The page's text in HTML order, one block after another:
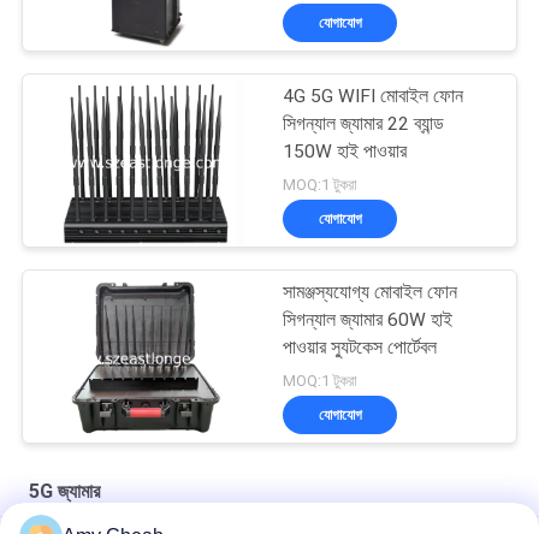
যোগাযোগ
4G 5G WIFI মোবাইল ফোন
সিগন্যাল জ্যামার 22 ব্যান্ড
150W হাই পাওয়ার
MOQ:1 টুকরা
যোগাযোগ
সামঞ্জস্যযোগ্য মোবাইল ফোন
সিগন্যাল জ্যামার 60W হাই
পাওয়ার স্যুটকেস পোর্টেবল
MOQ:1 টুকরা
যোগাযোগ
5G জ্যামার